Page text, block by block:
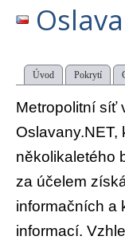
Úvod Pokrytí
Metropolitní síť
několikaletého
za účelem
informačních a
informací.